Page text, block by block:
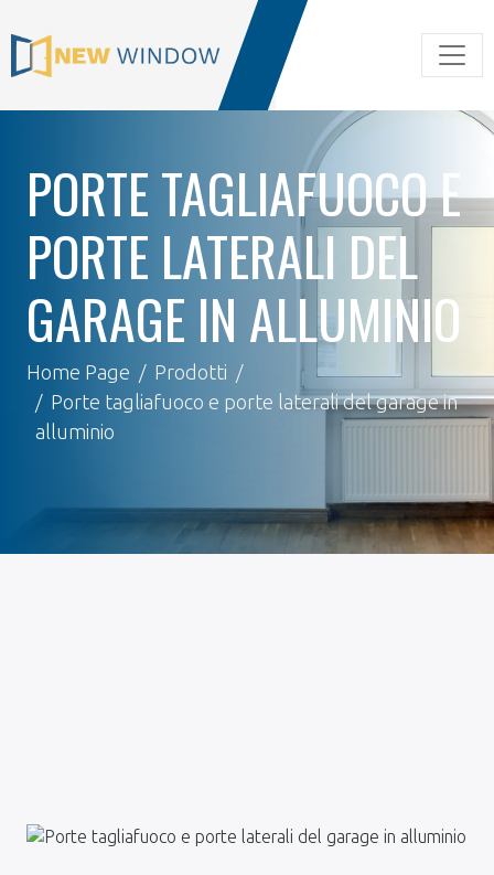
PORTE TAGLIAFUOCO E
PORTE LATERALI DEL
GARAGE IN ALLUMINIO
Home Page
Prodotti
Porte tagliafuoco e porte laterali del garage in
alluminio